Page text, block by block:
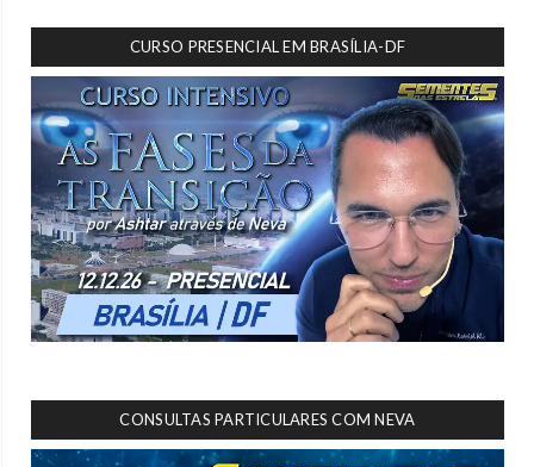
CURSO PRESENCIAL EM BRASÍLIA-DF
CONSULTAS PARTICULARES COM NEVA